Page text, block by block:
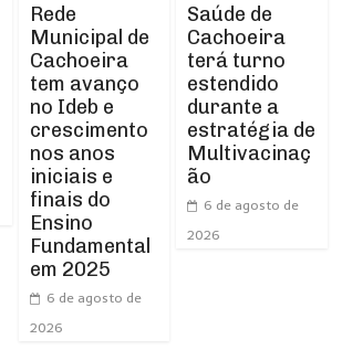
Rede
Municipal de
Cachoeira
tem avanço
no Ideb e
crescimento
nos anos
iniciais e
finais do
Ensino
Fundamental
em 2025
6 de agosto de
2026
Saúde de
Cachoeira
terá turno
estendido
durante a
estratégia de
Multivacinaç
ão
6 de agosto de
2026